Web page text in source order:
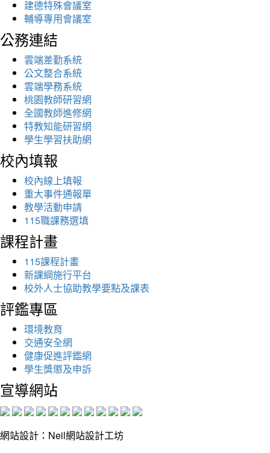
建德特殊會議室
輔導專用會議室
公務連結
雲端差勤系統
公文整合系統
雲端學務系統
桃園教師研習網
全國教師進修網
特教知能研習網
學生學習扶助網
校內填報
校內線上填報
重大事件通報單
教學活動申請
115職課務選填
課程計畫
115課程計畫
新課綱施行平台
校外人士協助教學要點及課表
評鑑專區
環境教育
交通安全網
健康促進評鑑網
學生獎懲及申訴
宣導網站
網站設計：Neil網站設計工坊